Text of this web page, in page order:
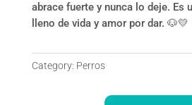
abrace fuerte y nunca lo deje. Es
lleno de vida y amor por dar. 🐶💛
Category: Perros